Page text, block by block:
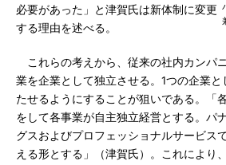
必要があった」と津賀氏は新体制に変更
する理由を述べる。
これらの考えから、従来の社内カンパ
業を企業として独立させる。1つの企業
たせるようにすることが狙いである。「
をして各事業が自主独立経営とする。パ
グスおよびプロフェッショナルサービス
える形とする」（津賀氏）。これにより